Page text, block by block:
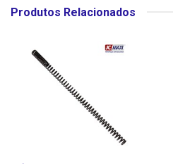
Produtos Relacionados